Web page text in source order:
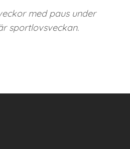
med paus under
sportlovsveckan.